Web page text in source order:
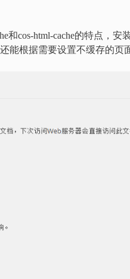
和cos-html-cache的特点，
能根据需要设置不缓存的页